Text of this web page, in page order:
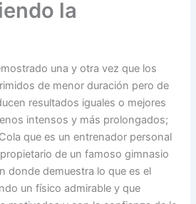
la
una y otra vez que los
de menor duración pero de
resultados iguales o mejores
intensos y más prolongados;
que es un entrenador personal
de un famoso gimnasio
donde demuestra lo que es el
un físico admirable y que